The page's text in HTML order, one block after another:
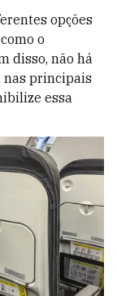
opções
o
disso, não há
nas principais
essa